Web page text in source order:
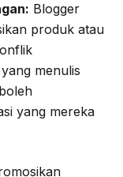
Blogger
produk atau
menulis
yang mereka